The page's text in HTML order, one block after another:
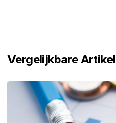
Vergelijkbare